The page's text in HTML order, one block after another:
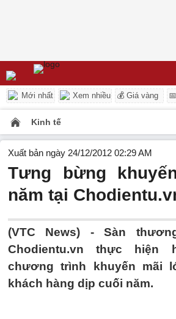
Mới nhất Xem nhiều 💰 Giá vàng
Kinh tế
Xuất bản ngày 24/12/2012 02:29 AM
Tưng bừng
năm tại
(VTC News) - Sàn
Chodientu.vn thực hiện
chương trình khuyến mãi
khách hàng dịp cuối năm.